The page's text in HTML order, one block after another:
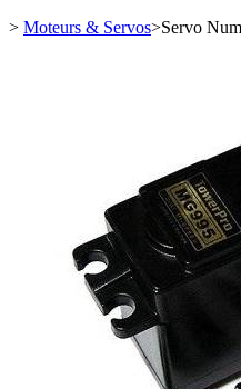
> Moteurs & Servos>Servo